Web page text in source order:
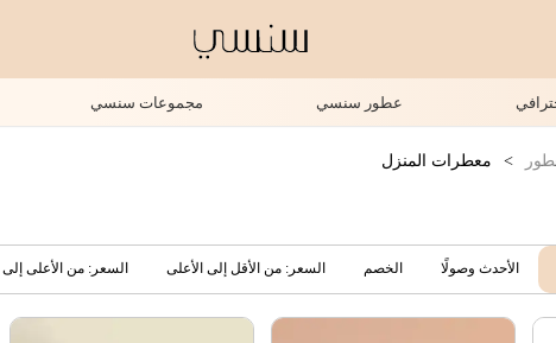
عطور سنسي مجموعات سنسي
> معطرات المنزل
الأحدث وصولًا الخصم السعر: من الأقل إلى الأعلى السعر: من الأعلى إلى